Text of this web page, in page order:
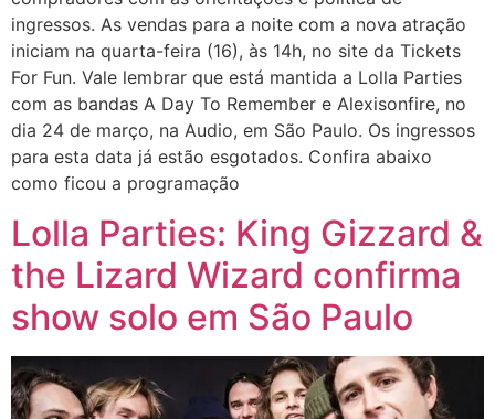
ingressos. As vendas para a noite com a nova atração
iniciam na quarta-feira (16), às 14h, no site da Tickets
For Fun. Vale lembrar que está mantida a Lolla Parties
com as bandas A Day To Remember e Alexisonfire, no
dia 24 de março, na Audio, em São Paulo. Os ingressos
para esta data já estão esgotados. Confira abaixo
como ficou a programação
Lolla Parties: King Gizzard &
the Lizard Wizard confirma
show solo em São Paulo